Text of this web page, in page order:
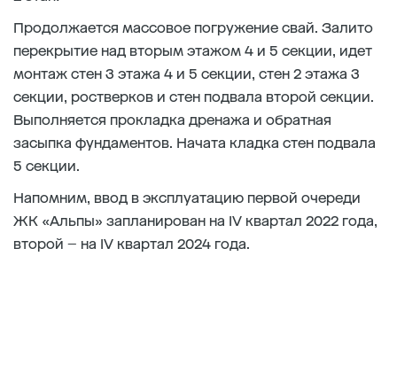
Продолжается массовое погружение свай. Залито
перекрытие над вторым этажом 4 и 5 секции, идет
монтаж стен 3 этажа 4 и 5 секции, стен 2 этажа 3
секции, ростверков и стен подвала второй секции.
Выполняется прокладка дренажа и обратная
засыпка фундаментов. Начата кладка стен подвала
5 секции.
Напомним, ввод в эксплуатацию первой очереди
ЖК «Альпы» запланирован на IV квартал 2022 года,
второй – на IV квартал 2024 года.